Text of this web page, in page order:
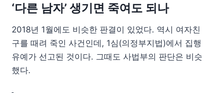
‘다른 남자’ 생기면 죽여도 되나
2018년 1월에도 비슷한 판결이 있었다. 역시 여자친
구를 때려 죽인 사건인데, 1심(의정부지법)에서 집행
유예가 선고된 것이다. 그때도 사법부의 판단은 비슷
했다.